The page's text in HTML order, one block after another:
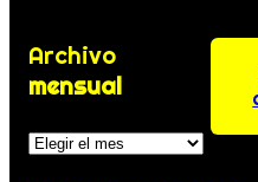
Archivo
mensual
Archivos